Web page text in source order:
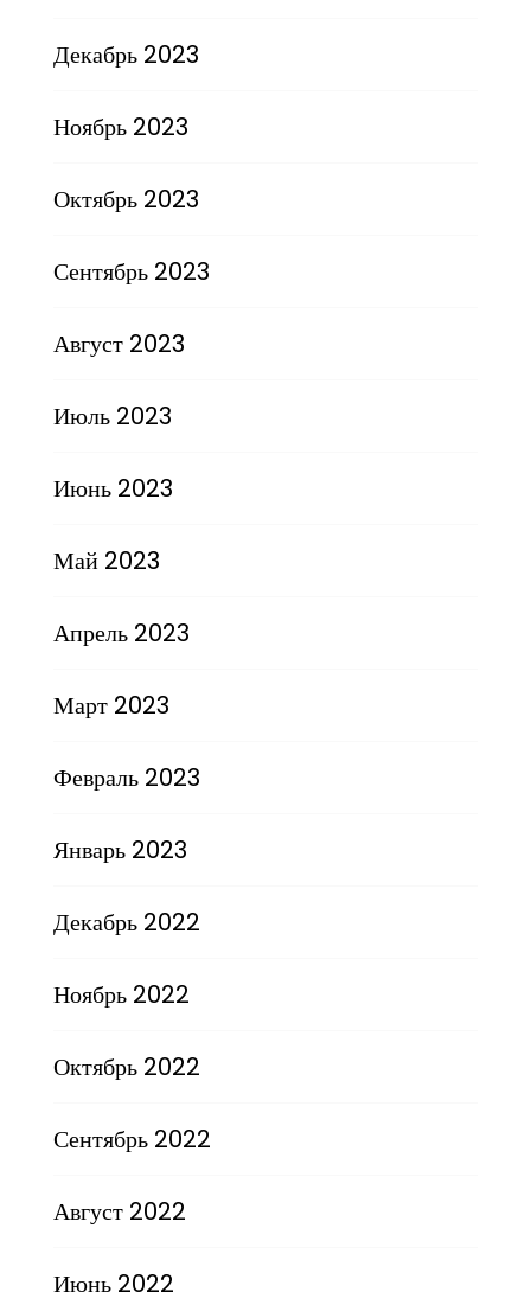
Декабрь 2023
Ноябрь 2023
Октябрь 2023
Сентябрь 2023
Август 2023
Июль 2023
Июнь 2023
Май 2023
Апрель 2023
Март 2023
Февраль 2023
Январь 2023
Декабрь 2022
Ноябрь 2022
Октябрь 2022
Сентябрь 2022
Август 2022
Июнь 2022